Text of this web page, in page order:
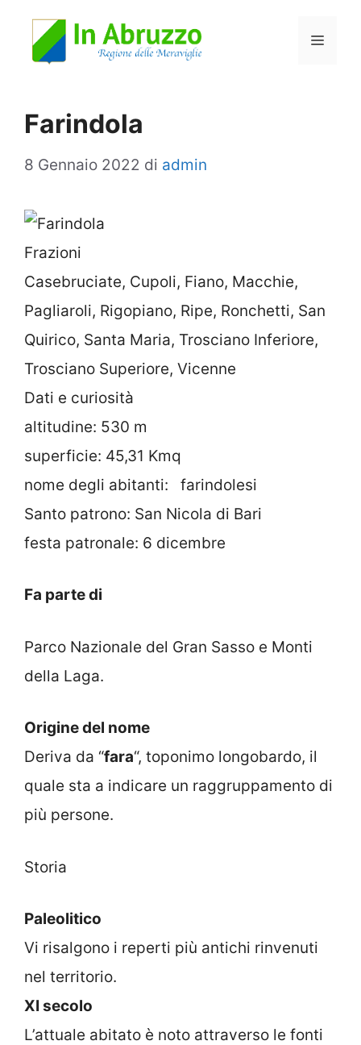
Menu
Farindola
8 Gennaio 2022 di admin
Frazioni
Casebruciate, Cupoli, Fiano, Macchie,
Pagliaroli, Rigopiano, Ripe, Ronchetti, San
Quirico, Santa Maria, Trosciano Inferiore,
Trosciano Superiore, Vicenne
Dati e curiosità
altitudine: 530 m
superficie: 45,31 Kmq
nome degli abitanti: farindolesi
Santo patrono: San Nicola di Bari
festa patronale: 6 dicembre
Fa parte di
Parco Nazionale del Gran Sasso e Monti
della Laga.
Origine del nome
Deriva da “fara“, toponimo longobardo, il
quale sta a indicare un raggruppamento di
più persone.
Storia
Paleolitico
Vi risalgono i reperti più antichi rinvenuti
nel territorio.
XI secolo
L’attuale abitato è noto attraverso le fonti